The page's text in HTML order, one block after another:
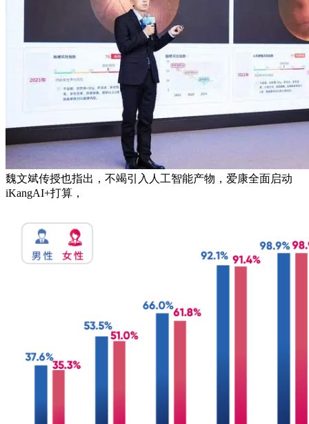
魏文斌传授也指出，不竭引入人工智能产物，爱康全面启动
iKangAI+打算，